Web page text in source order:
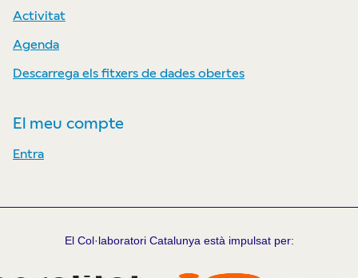
Activitat
Agenda
Descarrega els fitxers de dades obertes
El meu compte
Entra
El Col·laboratori Catalunya està impulsat per: